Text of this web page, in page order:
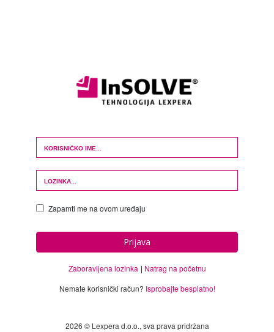
Login Form
Zapamti me na ovom uređaju
Prijava
Zaboravljena lozinka
Natrag na početnu
Nemate korisnički račun? Isprobajte besplatno!
2026 © Lexpera d.o.o., sva prava pridržana